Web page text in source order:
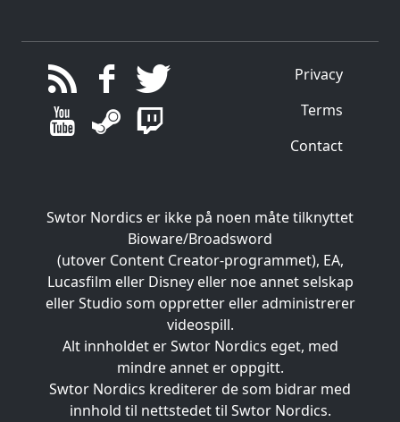
Privacy
Terms
Contact
Swtor Nordics er ikke på noen måte tilknyttet
Bioware/Broadsword
(utover Content Creator-programmet), EA,
Lucasfilm eller Disney eller noe annet selskap
eller Studio som oppretter eller administrerer
videospill.
Alt innholdet er Swtor Nordics eget, med
mindre annet er oppgitt.
Swtor Nordics krediterer de som bidrar med
innhold til nettstedet til Swtor Nordics.